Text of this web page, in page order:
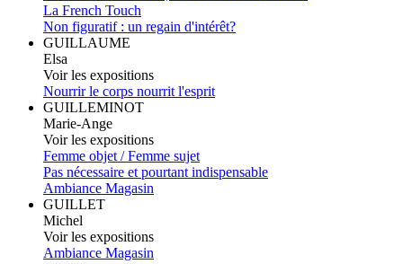
La French Touch
Non figuratif : un regain d'intérêt?
GUILLAUME
Elsa
Voir les expositions
Nourrir le corps nourrit l'esprit
GUILLEMINOT
Marie-Ange
Voir les expositions
Femme objet / Femme sujet
Pas nécessaire et pourtant indispensable
Ambiance Magasin
GUILLET
Michel
Voir les expositions
Ambiance Magasin